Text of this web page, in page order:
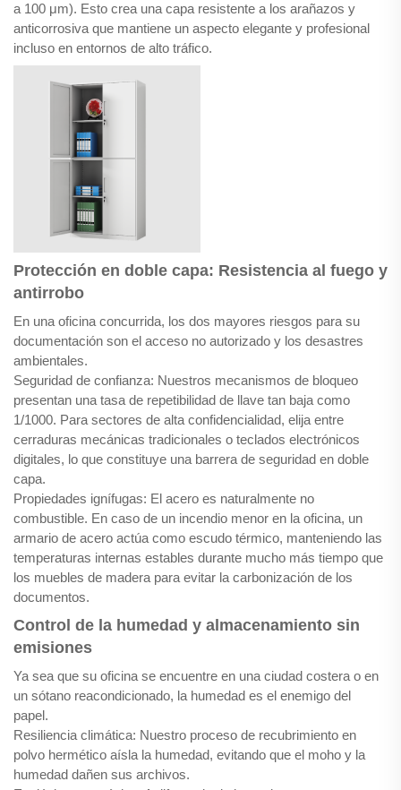
a 100 μm). Esto crea una capa resistente a los arañazos y
anticorrosiva que mantiene un aspecto elegante y profesional
incluso en entornos de alto tráfico.
Protección en doble capa: Resistencia al fuego y
antirrobo
En una oficina concurrida, los dos mayores riesgos para su
documentación son el acceso no autorizado y los desastres
ambientales.
Seguridad de confianza: Nuestros mecanismos de bloqueo
presentan una tasa de repetibilidad de llave tan baja como
1/1000. Para sectores de alta confidencialidad, elija entre
cerraduras mecánicas tradicionales o teclados electrónicos
digitales, lo que constituye una barrera de seguridad en doble
capa.
Propiedades ignífugas: El acero es naturalmente no
combustible. En caso de un incendio menor en la oficina, un
armario de acero actúa como escudo térmico, manteniendo las
temperaturas internas estables durante mucho más tiempo que
los muebles de madera para evitar la carbonización de los
documentos.
Control de la humedad y almacenamiento sin
emisiones
Ya sea que su oficina se encuentre en una ciudad costera o en
un sótano reacondicionado, la humedad es el enemigo del
papel.
Resiliencia climática: Nuestro proceso de recubrimiento en
polvo hermético aísla la humedad, evitando que el moho y la
humedad dañen sus archivos.